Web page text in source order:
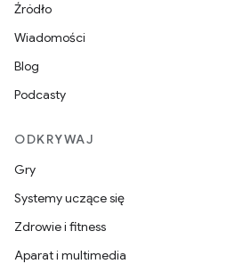
Źródło
Wiadomości
Blog
Podcasty
ODKRYWAJ
Gry
Systemy uczące się
Zdrowie i fitness
Aparat i multimedia